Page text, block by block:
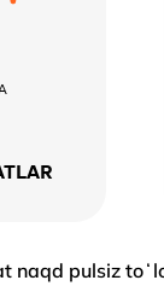
naqd pulsiz